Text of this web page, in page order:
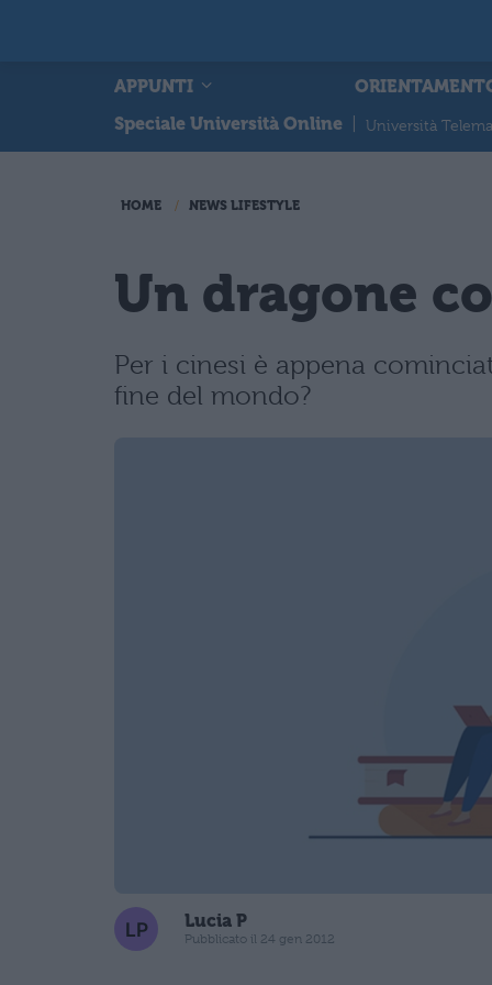
APPUNTI
Speciale Università Online
Università
HOME NEWS LIFESTYLE
Un dragone
Per i cinesi è appena
fine del mondo?
Lucia P
Pubblicato il 24 gen 2012